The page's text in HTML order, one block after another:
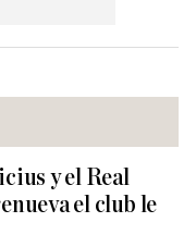
y el Real
el club le